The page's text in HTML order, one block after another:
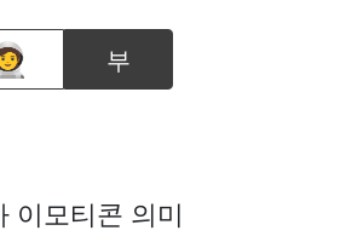
부
이모티콘 의미